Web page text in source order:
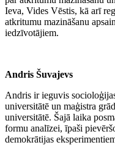
Ieva, Vides Vēstis, kā arī
atkritumu mazināšanu
iedzīvotājiem.
Andris Šuvajevs
Andris ir ieguvis
universitātē un maģistra
universitātē. Šajā laika
formu analīzei, īpaši
demokrātijas